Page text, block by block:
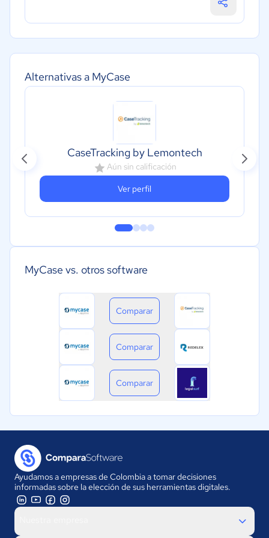
Alternativas a MyCase
CaseTracking by Lemontech
Aún sin calificación
Ver perfil
MyCase vs. otros software
Comparar
Comparar
Comparar
Ayudamos a empresas de Colombia a tomar decisiones
informadas sobre la elección de sus herramientas digitales.